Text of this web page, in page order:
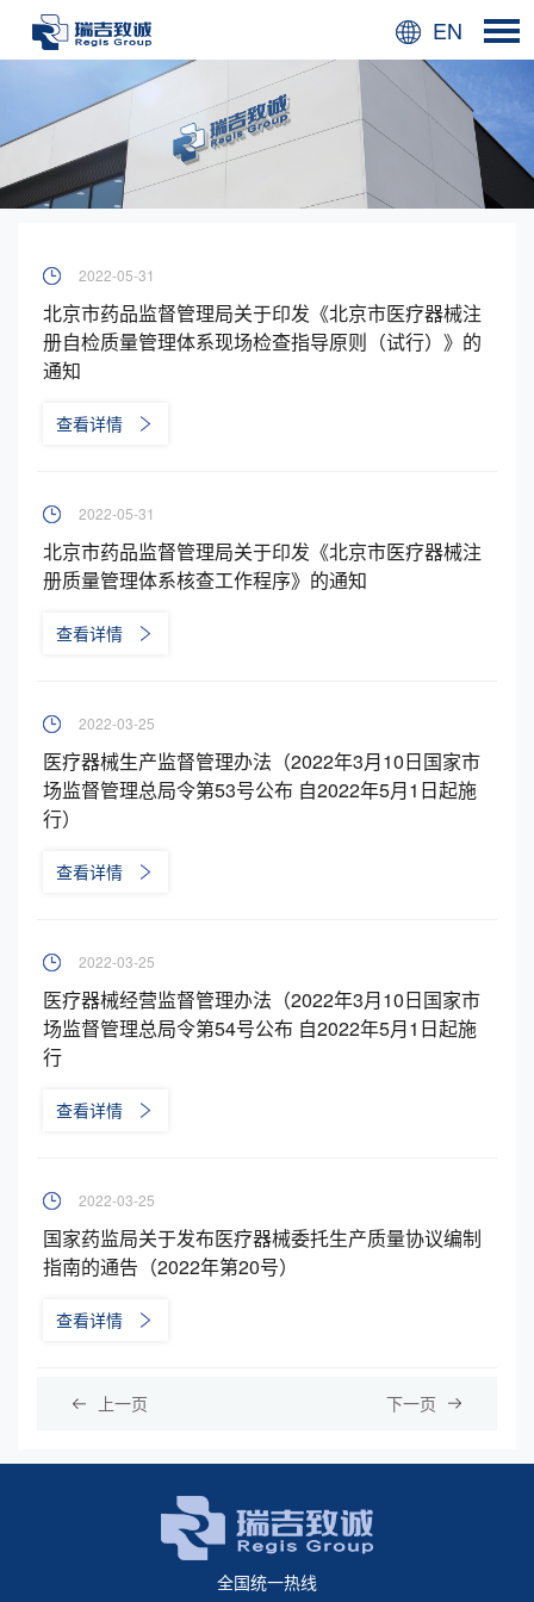
EN
2022-05-31
北京市药品监督管理局关于印发《北京市医疗器械注
册自检质量管理体系现场检查指导原则（试行）》的
通知
查看详情
2022-05-31
北京市药品监督管理局关于印发《北京市医疗器械注
册质量管理体系核查工作程序》的通知
查看详情
2022-03-25
医疗器械生产监督管理办法（2022年3月10日国家市
场监督管理总局令第53号公布 自2022年5月1日起施
行）
查看详情
2022-03-25
医疗器械经营监督管理办法​（2022年3月10日国家市
场监督管理总局令第54号公布 自2022年5月1日起施
行
查看详情
2022-03-25
国家药监局关于发布医疗器械委托生产质量协议编制
指南的通告（2022年第20号）
查看详情
上一页 下一页
全国统一热线